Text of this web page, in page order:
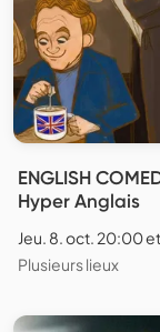
ENGLISH
Hyper Anglais
Jeu. 8. oct. 20:00
Plusieurs lieux